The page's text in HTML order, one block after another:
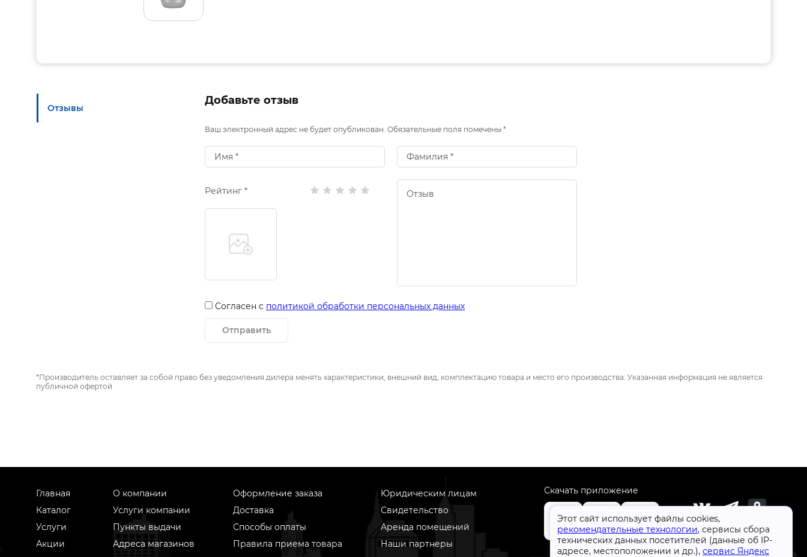
Этот сайт использует файлы cookies,
рекомендательные технологии, сервисы сбора
технических данных посетителей (данные об IP-
адресе, местоположении и др.), сервис Яндекс
Отзывы
Добавьте отзыв
Ваш электронный адрес не будет опубликован. Обязательные поля помечены *
Рейтинг *
Согласен с политикой обработки персональных данных
Отправить
*Производитель оставляет за собой право без уведомления дилера менять характеристики, внешний вид, комплектацию товара и место его производства. Указанная информация не является
публичной офертой
Главная
Каталог
Услуги
Акции
О компании
Услуги компании
Пункты выдачи
Адреса магазинов
Оформление заказа
Доставка
Способы оплаты
Правила приема товара
Юридическим лицам
Свидетельство
Аренда помещений
Наши партнеры
Скачать приложение
+7 (4832) 31-77-77